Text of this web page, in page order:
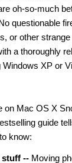
oh-so-much
questionable
or other
a thoroughly
XP or
on Mac OS X
guide
know:
stuff -- Moving